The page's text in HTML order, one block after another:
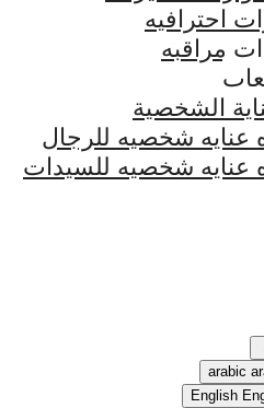
احترافيه
مراقبه
الشخصية
عنايه شخصيه للرجال
عنايه شخصيه للسيدات